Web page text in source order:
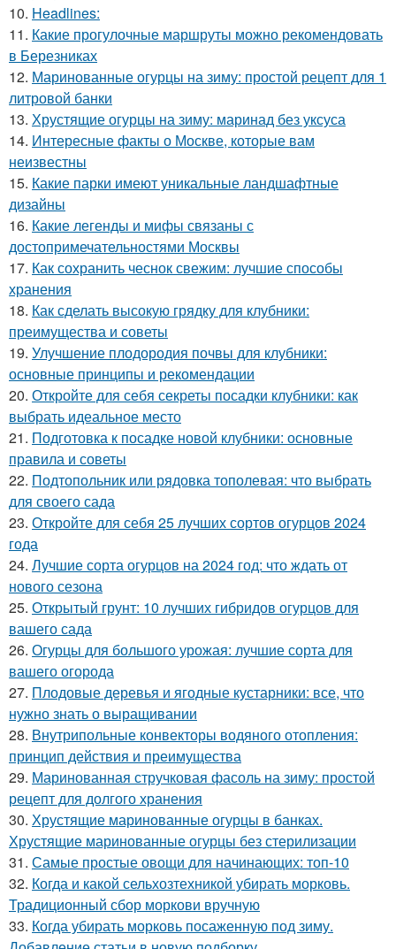
10. Headlines:
11. Какие прогулочные маршруты можно рекомендовать
в Березниках
12. Маринованные огурцы на зиму: простой рецепт для 1
литровой банки
13. Хрустящие огурцы на зиму: маринад без уксуса
14. Интересные факты о Москве, которые вам
неизвестны
15. Какие парки имеют уникальные ландшафтные
дизайны
16. Какие легенды и мифы связаны с
достопримечательностями Москвы
17. Как сохранить чеснок свежим: лучшие способы
хранения
18. Как сделать высокую грядку для клубники:
преимущества и советы
19. Улучшение плодородия почвы для клубники:
основные принципы и рекомендации
20. Откройте для себя секреты посадки клубники: как
выбрать идеальное место
21. Подготовка к посадке новой клубники: основные
правила и советы
22. Подтопольник или рядовка тополевая: что выбрать
для своего сада
23. Откройте для себя 25 лучших сортов огурцов 2024
года
24. Лучшие сорта огурцов на 2024 год: что ждать от
нового сезона
25. Открытый грунт: 10 лучших гибридов огурцов для
вашего сада
26. Огурцы для большого урожая: лучшие сорта для
вашего огорода
27. Плодовые деревья и ягодные кустарники: все, что
нужно знать о выращивании
28. Внутрипольные конвекторы водяного отопления:
принцип действия и преимущества
29. Маринованная стручковая фасоль на зиму: простой
рецепт для долгого хранения
30. Хрустящие маринованные огурцы в банках.
Хрустящие маринованные огурцы без стерилизации
31. Самые простые овощи для начинающих: топ-10
32. Когда и какой сельхозтехникой убирать морковь.
Традиционный сбор моркови вручную
33. Когда убирать морковь посаженную под зиму.